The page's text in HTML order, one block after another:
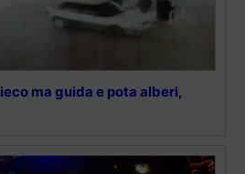
ma guida e pota alberi,